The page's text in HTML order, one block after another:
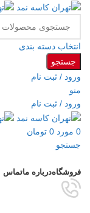
انتخاب دسته بندی
جستجو
ورود / ثبت نام
منو
ورود / ثبت نام
0 مورد 0 تومان
جستجو
فروشگاهدرباره ماتماس